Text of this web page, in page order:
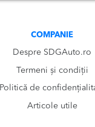
COMPANIE
Despre SDGAuto.ro
Termeni și condiții
Politică de
Articole utile